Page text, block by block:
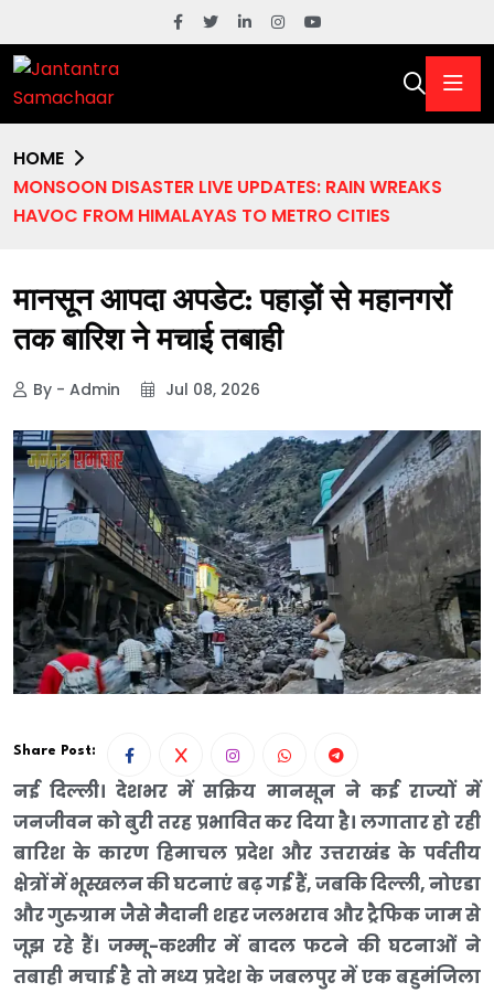
HOME
MONSOON DISASTER LIVE UPDATES: RAIN WREAKS
HAVOC FROM HIMALAYAS TO METRO CITIES
मानसून आपदा अपडेट: पहाड़ों से महानगरों
तक बारिश ने मचाई तबाही
By - Admin Jul 08, 2026
Share Post:
नई दिल्ली। देशभर में सक्रिय मानसून ने कई राज्यों में
जनजीवन को बुरी तरह प्रभावित कर दिया है। लगातार हो रही
बारिश के कारण हिमाचल प्रदेश और उत्तराखंड के पर्वतीय
क्षेत्रों में भूस्खलन की घटनाएं बढ़ गई हैं, जबकि दिल्ली, नोएडा
और गुरुग्राम जैसे मैदानी शहर जलभराव और ट्रैफिक जाम से
जूझ रहे हैं। जम्मू-कश्मीर में बादल फटने की घटनाओं ने
तबाही मचाई है तो मध्य प्रदेश के जबलपुर में एक बहुमंजिला